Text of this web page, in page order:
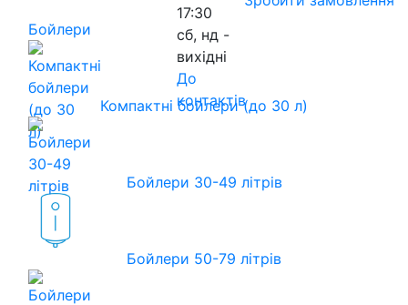
17:30
сб, нд -
вихідні
До
контактів
Бойлери
Компактні бойлери (до 30 л)
Бойлери 30-49 літрів
Бойлери 50-79 літрів